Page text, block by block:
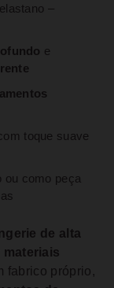
–
e
toque suave
ou como peça
de alta
materiais
fabrico próprio,